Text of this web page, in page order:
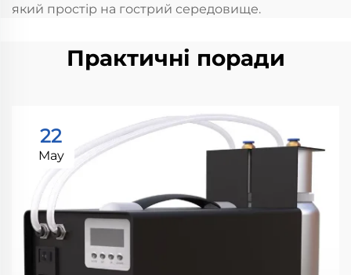
який простір на гострий середовище.
Практичні поради
22
May